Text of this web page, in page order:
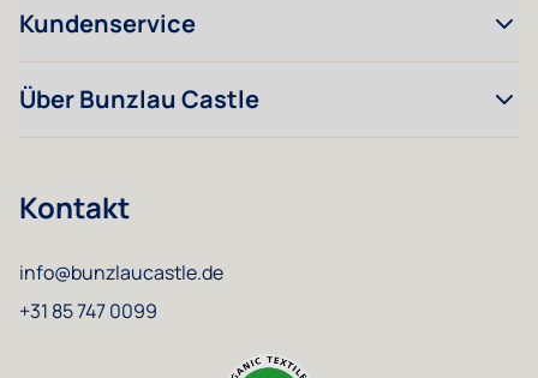
Kundenservice
Über Bunzlau Castle
Kontakt
info@bunzlaucastle.de
+31 85 747 0099